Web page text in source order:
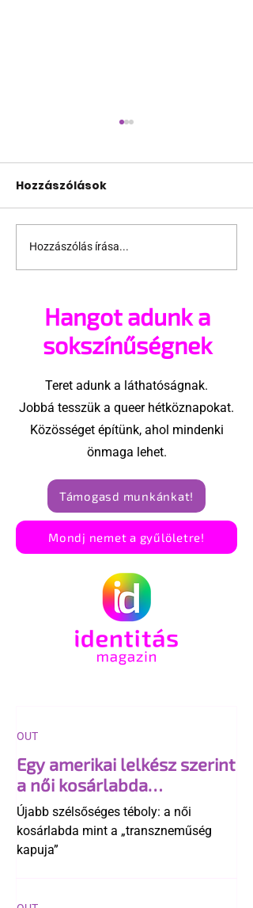
Elmaradt a
Manchester United
kampánya
Hozzászólások
Hozzászólás írása...
Hangot adunk a
sokszínűségnek
Teret adunk a láthatóságnak.
Jobbá tesszük a queer hétköznapokat.
Közösséget építünk, ahol mindenki
önmaga lehet.
Támogasd munkánkat!
Mondj nemet a gyűlöletre!
Egy amerikai lelkész szerint
a női kosárlabda
transzneműséghez vezet
Újabb szélsőséges téboly: a női
kosárlabda mint a „transzneműség
kapuja”
OUT